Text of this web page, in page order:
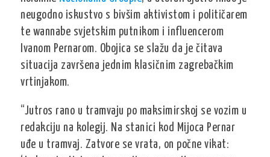
neugodno iskustvo s bivšim aktivistom i političarem
te wannabe svjetskim putnikom i influencerom
Ivanom Pernarom. Obojica se slažu da je čitava
situacija završena jednim klasičnim zagrebačkim
vrtinjakom.
“Jutros rano u tramvaju po maksimirskoj se vozim u
redakciju na kolegij. Na stanici kod Mijoca Pernar
uđe u tramvaj. Zatvore se vrata, on počne vikat: